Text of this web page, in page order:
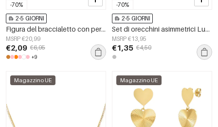
-70%
2-5 GIORNI
Figura del braccialetto con perline - Colore oro/marrone
MSRP €20,99
€2,09 €6,95
+9
-70%
2-5 GIORNI
Set di orecchini asimmetrici Luna & Stella Silver Color Stainless Steel
MSRP €13,95
€1,35 €4,50
Magazzino UE Magazzino UE